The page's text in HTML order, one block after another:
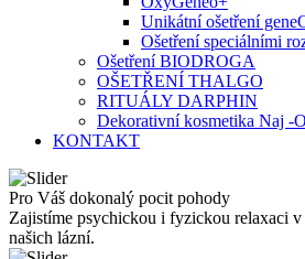
Unikátní ošetření
Ošetření speciálními
Ošetření BIODROGA
OŠETŘENÍ THALGO
RITUÁLY DARPHIN
Dekorativní kosmetika Naj -
KONTAKT
Pro Váš dokonalý pocit pohody
Zajistíme psychickou i fyzickou relaxaci
našich lázní.